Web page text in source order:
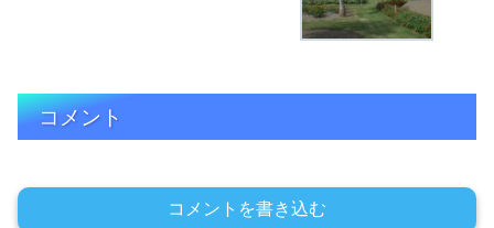
コメント
コメントを書き込む